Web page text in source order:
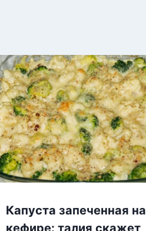
Капуста запеченная на